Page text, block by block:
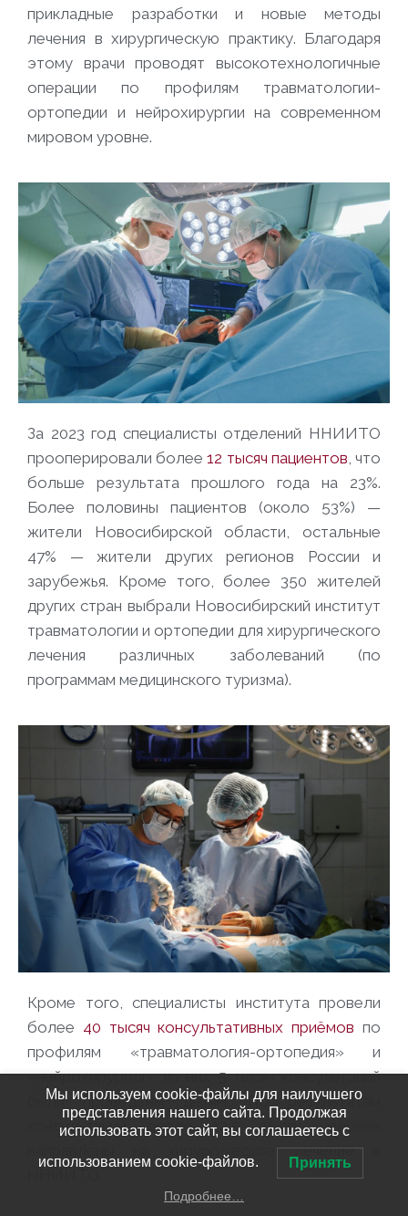
прикладные разработки и новые методы
лечения в хирургическую практику. Благодаря
этому врачи проводят высокотехнологичные
операции по профилям травматологии-
ортопедии и нейрохирургии на современном
мировом уровне.
За 2023 год специалисты отделений ННИИТО
прооперировали более12 тысяч пациентов , что
больше результата прошлого года на 23%.
Более половины пациентов (около 53%) —
жители Новосибирской области, остальные
47% — жители других регионов России и
зарубежья. Кроме того, более 350 жителей
других стран выбрали Новосибирский институт
травматологии и ортопедии для хирургического
лечения различных заболеваний (по
программам медицинского туризма).
Кроме того, специалисты института провели
более 40 тысяч консультативных приёмов по
профилям «травматология-ортопедия» и
«нейрохирургия»: из них 5 тысяч консультаций
были проведены детям. По результатам
консультаций около 12,5 тысяч человек
направлены на хирургическое лечение в
Мы используем cookie-файлы для наилучшего
представления нашего сайта. Продолжая
использовать этот сайт, вы соглашаетесь с
использованием cookie-файлов. Принять
Подробнее…